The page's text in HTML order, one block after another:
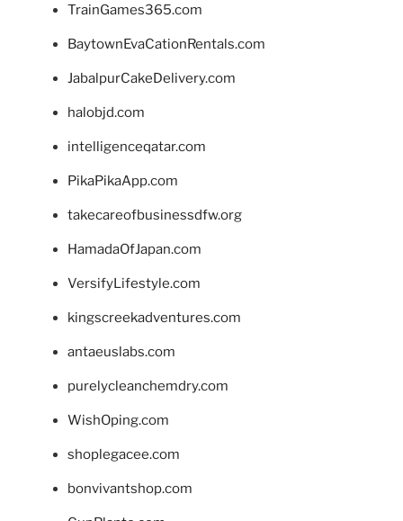
TrainGames365.com
BaytownEvaCationRentals.com
JabalpurCakeDelivery.com
halobjd.com
intelligenceqatar.com
PikaPikaApp.com
takecareofbusinessdfw.org
HamadaOfJapan.com
VersifyLifestyle.com
kingscreekadventures.com
antaeuslabs.com
purelycleanchemdry.com
WishOping.com
shoplegacee.com
bonvivantshop.com